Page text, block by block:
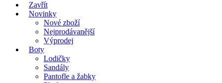
Zavřít
Novinky
Nové zboží
Nejprodávanější
Výprodej
Boty
Lodičky
Sandály
Pantofle a žabky